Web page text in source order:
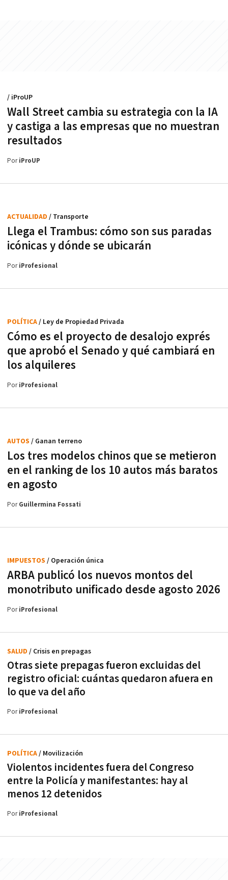
Wall Street cambia su estrategia con la IA
y castiga a las empresas que no muestran
resultados
/ iProUP
PoriProUP
Llega el Trambus: cómo son sus paradas
icónicas y dónde se ubicarán
ACTUALIDAD / Transporte
PoriProfesional
Cómo es el proyecto de desalojo exprés
que aprobó el Senado y qué cambiará en
los alquileres
POLÍTICA/ Ley de Propiedad Privada
PoriProfesional
Los tres modelos chinos que se metieron
en el ranking de los 10 autos más baratos
en agosto
AUTOS / Ganan terreno
PorGuillermina Fossati
ARBA publicó los nuevos montos del
monotributo unificado desde agosto 2026
IMPUESTOS / Operación única
PoriProfesional
Otras siete prepagas fueron excluidas del
registro oficial: cuántas quedaron afuera en
lo que va del año
SALUD / Crisis en prepagas
PoriProfesional
Violentos incidentes fuera del Congreso
entre la Policía y manifestantes: hay al
menos 12 detenidos
POLÍTICA/ Movilización
PoriProfesional